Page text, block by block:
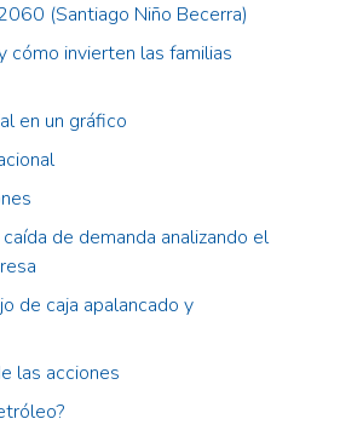
(Santiago Niño Becerra)
cómo invierten las familias
en un gráfico
de demanda analizando el
de caja apalancado y
las acciones